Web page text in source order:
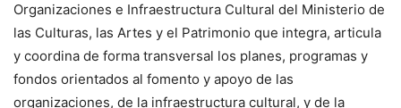
Organizaciones e Infraestructura Cultural del Ministerio de
las Culturas, las Artes y el Patrimonio que integra, articula
y coordina de forma transversal los planes, programas y
fondos orientados al fomento y apoyo de las
organizaciones, de la infraestructura cultural, y de la